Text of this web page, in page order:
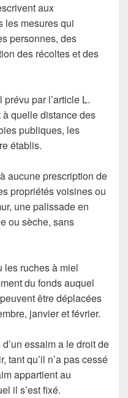
aux
les mesures qui
personnes, des
des récoltes et des
par l’article L.
quelle distance des
publiques, les
établis.
aucune prescription de
propriétés voisines ou
une palissade en
ou sèche, sans
les ruches à miel
du fonds auquel
être déplacées
janvier et février.
essaim a le droit de
tant qu’il n’a pas cessé
appartient au
il s’est fixé.